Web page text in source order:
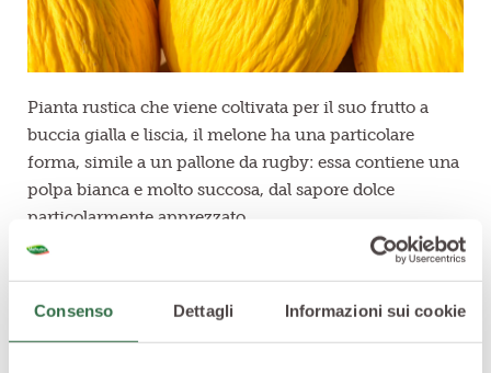
Consenso Dettagli Informazioni sui cookie
Pianta rustica che viene coltivata per il suo frutto a
buccia gialla e liscia, il melone ha una particolare
forma, simile a un pallone da rugby: essa contiene una
polpa bianca e molto succosa, dal sapore dolce
particolarmente apprezzato.
La
si effettua a metà
piantine circa 30 giorni dopo la germinazione: da quel
momento in poi il contadino non deve far altro che